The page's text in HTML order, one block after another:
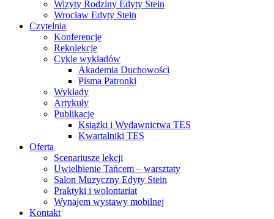
Wizyty Rodziny Edyty Stein
Wrocław Edyty Stein
Czytelnia
Konferencje
Rekolekcje
Cykle wykładów
Akademia Duchowości
Pisma Patronki
Wykłady
Artykuły
Publikacje
Książki i Wydawnictwa TES
Kwartalniki TES
Oferta
Scenariusze lekcji
Uwielbienie Tańcem – warsztaty
Salon Muzyczny Edyty Stein
Praktyki i wolontariat
Wynajem wystawy mobilnej
Kontakt